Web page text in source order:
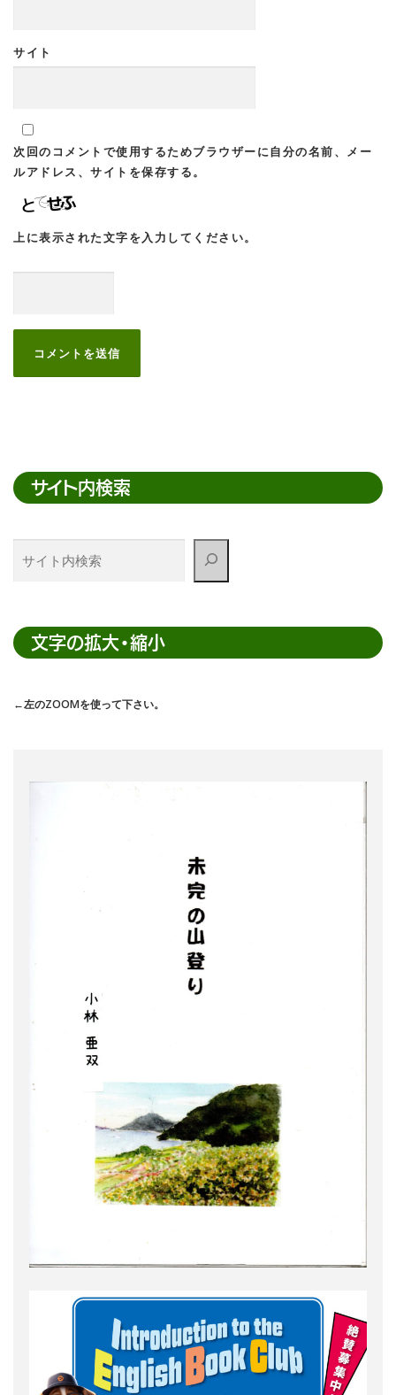
サイト
次回のコメントで使用するためブラウザーに自分の名前、メー
ルアドレス、サイトを保存する。
上に表示された文字を入力してください。
サイト内検索
検
索
文字の拡大・縮小
←左のZOOMを使って下さい。